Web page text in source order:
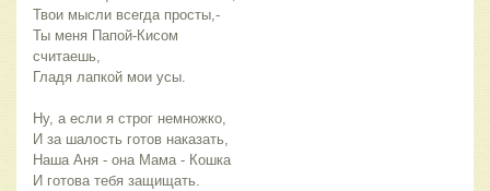
Твои мысли всегда просты,-
Ты меня Папой-Кисом
считаешь,
Гладя лапкой мои усы.
Ну, а если я строг немножко,
И за шалость готов наказать,
Наша Аня - она Мама - Кошка
И готова тебя защищать.